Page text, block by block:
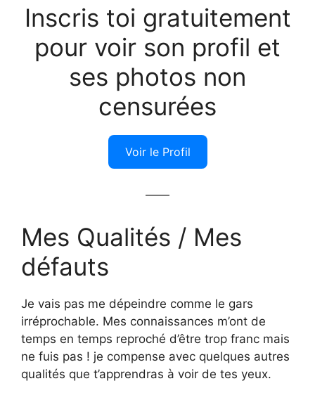
Inscris toi gratuitement
pour voir son profil et
ses photos non
censurées
Voir le Profil
——
Mes Qualités / Mes
défauts
Je vais pas me dépeindre comme le gars
irréprochable. Mes connaissances m’ont de
temps en temps reproché d’être trop franc mais
ne fuis pas ! je compense avec quelques autres
qualités que t’apprendras à voir de tes yeux.